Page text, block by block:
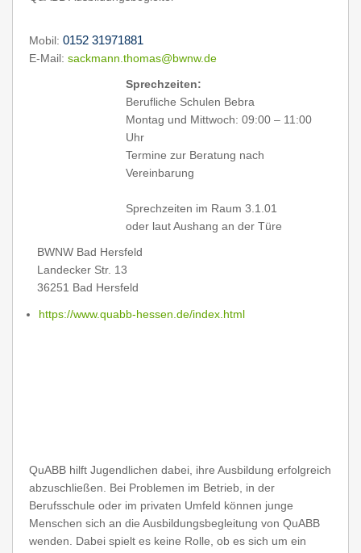
Mobil: 0152 31971881
E-Mail: sackmann.thomas@bwnw.de
Sprechzeiten:
Berufliche Schulen Bebra
Montag und Mittwoch: 09:00 – 11:00
Uhr
Termine zur Beratung nach
Vereinbarung
Sprechzeiten im Raum 3.1.01
oder laut Aushang an der Türe
BWNW Bad Hersfeld
Landecker Str. 13
36251 Bad Hersfeld
https://www.quabb-hessen.de/index.html
QuABB hilft Jugendlichen dabei, ihre Ausbildung erfolgreich
abzuschließen. Bei Problemen im Betrieb, in der
Berufsschule oder im privaten Umfeld können junge
Menschen sich an die Ausbildungsbegleitung von QuABB
wenden. Dabei spielt es keine Rolle, ob es sich um ein